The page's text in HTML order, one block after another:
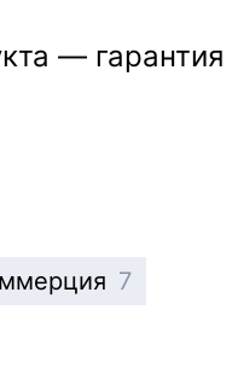
— гарантия
7